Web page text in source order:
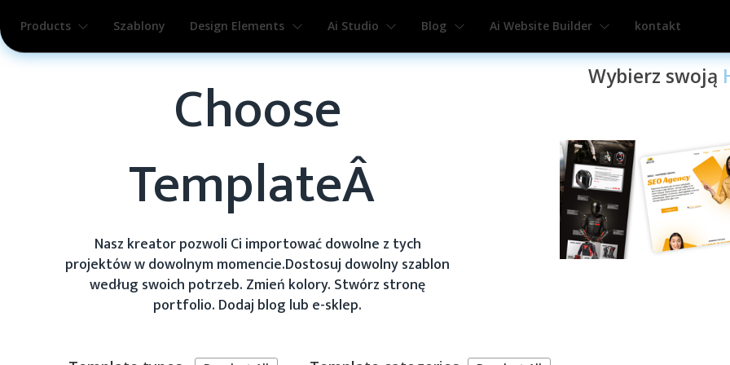
Products Szablony Design Elements Ai Studio Blog Ai Website Builder kontakt
Choose
TemplateÂ
Nasz kreator pozwoli Ci importować dowolne z tych
projektów w dowolnym momencie.Dostosuj dowolny szablon
według swoich potrzeb. Zmień kolory. Stwórz stronę
portfolio. Dodaj blog lub e-sklep.
Wybierz swoją